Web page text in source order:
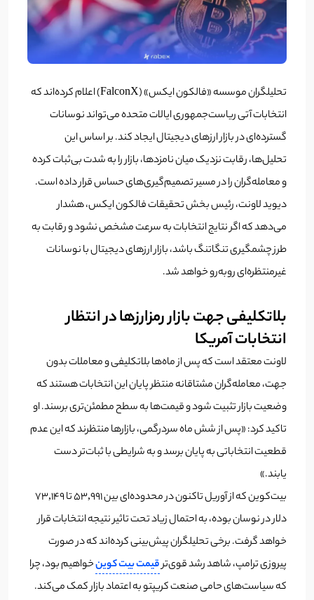
تحلیلگران موسسه «فالکون ایکس» (FalconX) اعلام کرده‌اند که
انتخابات آتی ریاست‌جمهوری ایالات متحده می‌تواند نوسانات
گسترده‌ای در بازار ارزهای دیجیتال ایجاد کند. بر اساس این
تحلیل‌ها، رقابت نزدیک میان نامزدها، بازار را به شدت بی‌ثبات کرده
و معامله‌گران را در مسیر تصمیم‌گیری‌های حساس قرار داده است.
دیوید لاونت، رئیس بخش تحقیقات فالکون ایکس، هشدار
می‌دهد که اگر نتایج انتخابات به سرعت مشخص نشود و رقابت به
طرز چشمگیری تنگاتنگ باشد، بازار ارزهای دیجیتال با نوسانات
غیرمنتظره‌ای روبه‌رو خواهد شد.
بلاتکلیفی جهت بازار رمزارزها در انتظار
انتخابات آمریکا
لاونت معتقد است که پس از ماه‌ها بلاتکلیفی و معاملات بدون
جهت، معامله‌گران مشتاقانه منتظر پایان این انتخابات هستند که
وضعیت بازار تثبیت شود و قیمت‌ها به سطح مطمئن‌تری برسند. او
تاکید کرد: «پس از شش ماه سردرگمی، بازارها منتظرند که این عدم
قطعیت انتخاباتی به پایان برسد و به شرایطی با ثبات‌تر دست
یابند.»
بیت‌کوین که از آوریل تاکنون در محدوده‌ای بین ۵۳,۹۹۱ تا ۷۳,۱۴۹
دلار در نوسان بوده، به احتمال زیاد تحت تاثیر نتیجه انتخابات قرار
خواهد گرفت. برخی تحلیلگران پیش‌بینی کرده‌اند که در صورت
پیروزی ترامپ، شاهد رشد قوی‌ترقیمت بیت کوینخواهیم بود، چرا
که سیاست‌های حامی صنعت کریپتو به اعتماد بازار کمک می‌کند.